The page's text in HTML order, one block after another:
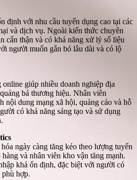
định với nhu cầu tuyển dụng cao tại các
và dịch vụ. Ngoài kiến thức chuyên
cẩn thận và có khả năng xử lý số liệu
người muốn gắn bó lâu dài và có lộ
online giúp nhiều doanh nghiệp địa
bá thương hiệu. Nhân viên
nội dung mạng xã hội, quảng cáo và hỗ
có khả năng sáng tạo và sử dụng
ngày càng tăng kéo theo lượng tuyển
và nhân viên kho vận tăng mạnh.
khá ổn định, đặc biệt với người có
hợp.